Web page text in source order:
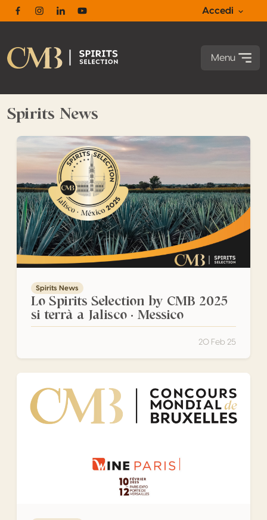
FacebookInstagram
LinkedinYoutube
Accedi
Menu
Spirits News
Lo Spirits Selection by CMB 2025 si terrà a Jalisco ·
Spirits News
Lo Spirits Selection by CMB 2025
si terrà a Jalisco · Messico
20 Feb 25